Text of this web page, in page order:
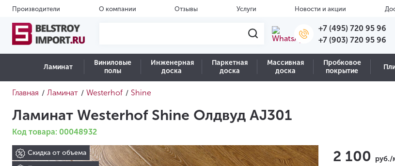
Производители О компании Отзывы Услуги Новости и акции
+7 (495) 720 95 96
+7 (903) 720 95 96
Ламинат
Виниловые
полы
Инженерная
доска
Паркетная
доска
Массивная
доска
Пробковое
покрытие
Главная / Ламинат / Westerhof / Shine
Ламинат Westerhof Shine Олдвуд AJ301
Код товара: 00048932
Скидка от объема
2 100 руб./